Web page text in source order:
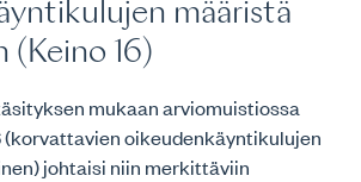
määristä
(Keino 16)
mukaan arviomuistiossa
(korvattavien oikeudenkäyntikulujen
johtaisi niin merkittäviin